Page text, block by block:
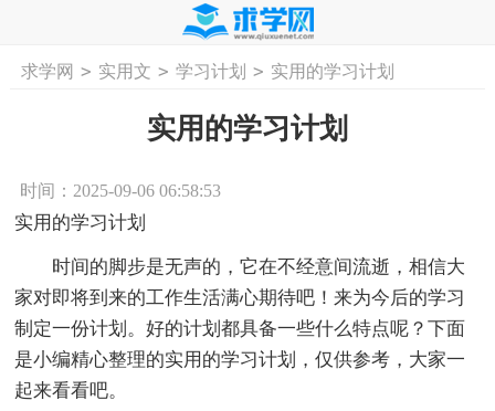
首页 工作计划 活动计划 学习计划
求学网 > 实用文 > 学习计划 > 实用的学习计划
实用的学习计划
时间：2025-09-06 06:58:53
实用的学习计划
时间的脚步是无声的，它在不经意间流逝，相信大
家对即将到来的工作生活满心期待吧！来为今后的学习
制定一份计划。好的计划都具备一些什么特点呢？下面
是小编精心整理的实用的学习计划，仅供参考，大家一
起来看看吧。